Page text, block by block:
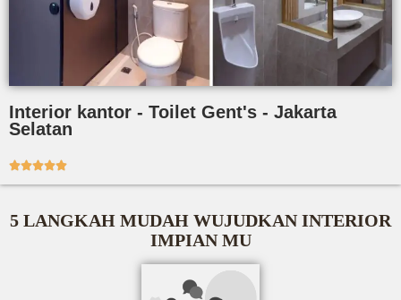
Interior kantor - Toilet Gent's - Jakarta
Selatan

5 LANGKAH MUDAH WUJUDKAN INTERIOR
IMPIAN MU